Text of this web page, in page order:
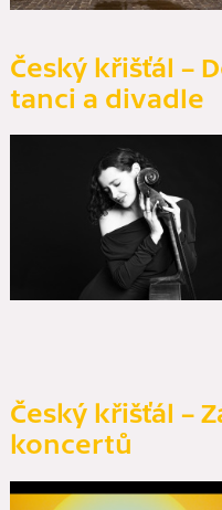
Český křišťál –
tanci a divadle
Český křišťál –
koncertů